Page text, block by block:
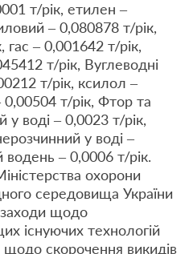
т/рік, етилен –
– 0,080878 т/рік,
гас – 0,001642 т/рік,
т/рік, Вуглеводні
т/рік, ксилол –
т/рік, Фтор та
у воді – 0,0023 т/рік,
у воді –
– 0,0006 т/рік.
охорони
середовища України
щодо
існуючих технологій
скорочення викидів